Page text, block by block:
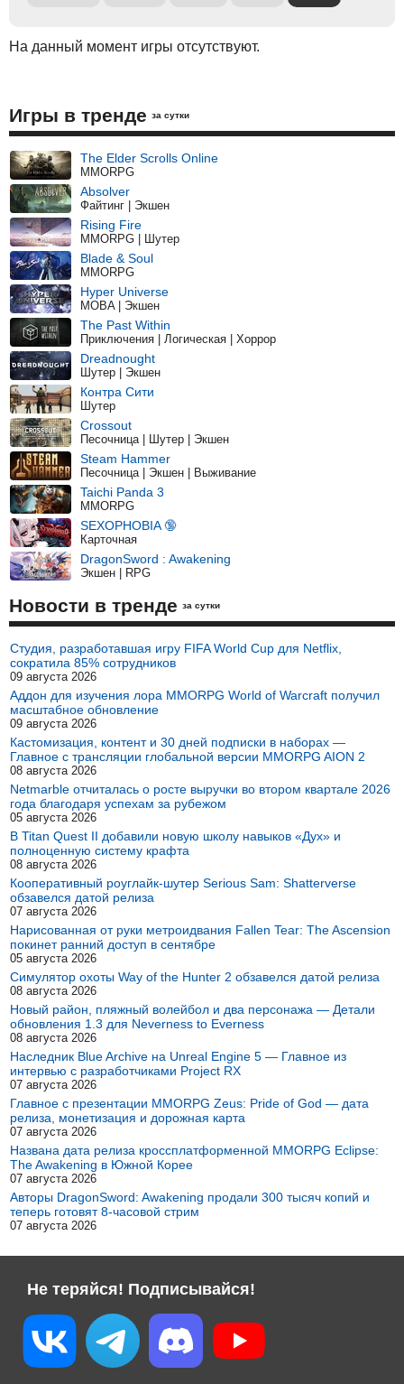
На данный момент игры отсутствуют.
Игры в тренде за сутки
The Elder Scrolls Online
MMORPG
Absolver
Файтинг | Экшен
Rising Fire
MMORPG | Шутер
Blade & Soul
MMORPG
Hyper Universe
MOBA | Экшен
The Past Within
Приключения | Логическая | Хоррор
Dreadnought
Шутер | Экшен
Контра Сити
Шутер
Crossout
Песочница | Шутер | Экшен
Steam Hammer
Песочница | Экшен | Выживание
Taichi Panda 3
MMORPG
SEXOPHOBIA 🔞
Карточная
DragonSword : Awakening
Экшен | RPG
Новости в тренде за сутки
Студия, разработавшая игру FIFA World Cup для Netflix,
сократила 85% сотрудников
09 августа 2026
Аддон для изучения лора MMORPG World of Warcraft получил
масштабное обновление
09 августа 2026
Кастомизация, контент и 30 дней подписки в наборах —
Главное с трансляции глобальной версии MMORPG AION 2
08 августа 2026
Netmarble отчиталась о росте выручки во втором квартале 2026
года благодаря успехам за рубежом
05 августа 2026
В Titan Quest II добавили новую школу навыков «Дух» и
полноценную систему крафта
08 августа 2026
Кооперативный роуглайк-шутер Serious Sam: Shatterverse
обзавелся датой релиза
07 августа 2026
Нарисованная от руки метроидвания Fallen Tear: The Ascension
покинет ранний доступ в сентябре
05 августа 2026
Симулятор охоты Way of the Hunter 2 обзавелся датой релиза
08 августа 2026
Новый район, пляжный волейбол и два персонажа — Детали
обновления 1.3 для Neverness to Everness
08 августа 2026
Наследник Blue Archive на Unreal Engine 5 — Главное из
интервью с разработчиками Project RX
07 августа 2026
Главное с презентации MMORPG Zeus: Pride of God — дата
релиза, монетизация и дорожная карта
07 августа 2026
Названа дата релиза кроссплатформенной MMORPG Eclipse:
The Awakening в Южной Корее
07 августа 2026
Авторы DragonSword: Awakening продали 300 тысяч копий и
теперь готовят 8-часовой стрим
07 августа 2026
Не теряйся! Подписывайся!